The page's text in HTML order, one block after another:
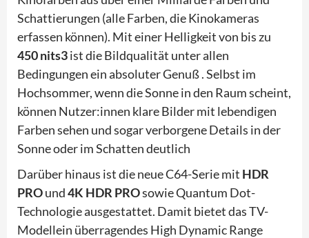
Schattierungen (alle Farben, die Kinokameras
erfassen können). Mit einer Helligkeit von bis zu
450 nits3ist die Bildqualität unter allen
Bedingungen ein absoluter Genuß . Selbst im
Hochsommer, wenn die Sonne in den Raum scheint,
können Nutzer:innen klare Bilder mit lebendigen
Farben sehen und sogar verborgene Details in der
Sonne oder im Schatten deutlich
Darüber hinaus ist die neue C64-Serie mit HDR
PROund4K HDR PROsowie Quantum Dot-
Technologie ausgestattet. Damit bietet das TV-
Modellein überragendes High Dynamic Range